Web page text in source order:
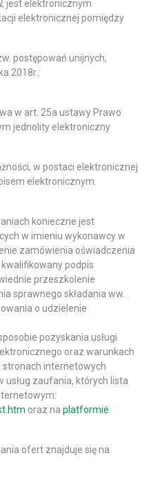
jest elektronicznym
elektronicznej pomiędzy
postępowań unijnych,
2018r.:
w art. 25a ustawy Prawo
jednolity elektroniczny
w postaci elektronicznej
elektronicznym.
konieczne jest
w imieniu wykonawcy w
zamówienia oświadczenia
podpis
przeszkolenie
sprawnego składania ww.
o udzielenie
pozyskania usługi
oraz warunkach
stronach internetowych
usług zaufania, których lista
oraz na platformie
ofert znajduje się na